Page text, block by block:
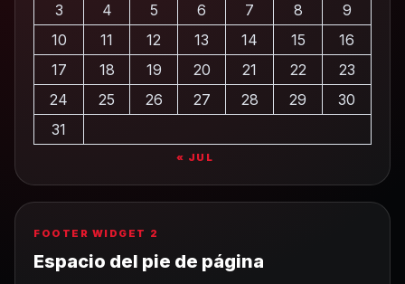
3
4 5 6 7 8
9
10
11 12 13 14 15
16
17
18 19 20 21 22
23
24
25 26 27 28 29
30
31
« JUL
FOOTER WIDGET 2
Espacio del pie de página